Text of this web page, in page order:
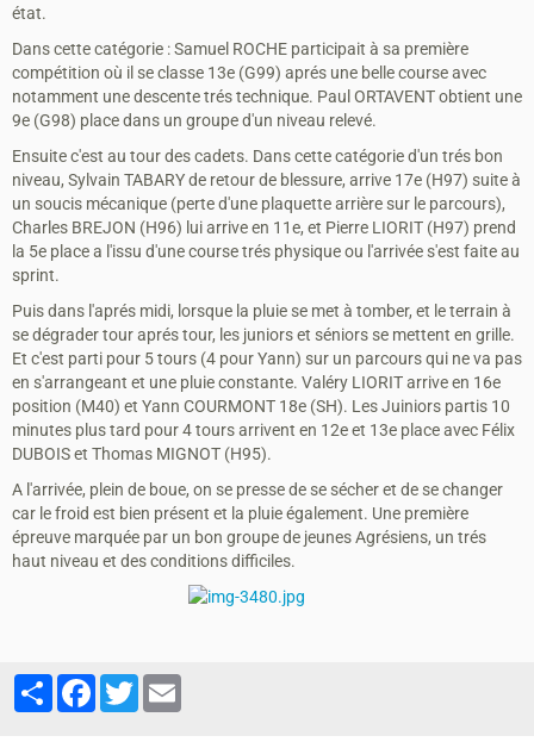
état.
Dans cette catégorie : Samuel ROCHE participait à sa première
compétition où il se classe 13e (G99) aprés une belle course avec
notamment une descente trés technique. Paul ORTAVENT obtient une
9e (G98) place dans un groupe d'un niveau relevé.
Ensuite c'est au tour des cadets. Dans cette catégorie d'un trés bon
niveau, Sylvain TABARY de retour de blessure, arrive 17e (H97) suite à
un soucis mécanique (perte d'une plaquette arrière sur le parcours),
Charles BREJON (H96) lui arrive en 11e, et Pierre LIORIT (H97) prend
la 5e place a l'issu d'une course trés physique ou l'arrivée s'est faite au
sprint.
Puis dans l'aprés midi, lorsque la pluie se met à tomber, et le terrain à
se dégrader tour aprés tour, les juniors et séniors se mettent en grille.
Et c'est parti pour 5 tours (4 pour Yann) sur un parcours qui ne va pas
en s'arrangeant et une pluie constante. Valéry LIORIT arrive en 16e
position (M40) et Yann COURMONT 18e (SH). Les Juiniors partis 10
minutes plus tard pour 4 tours arrivent en 12e et 13e place avec Félix
DUBOIS et Thomas MIGNOT (H95).
A l'arrivée, plein de boue, on se presse de se sécher et de se changer
car le froid est bien présent et la pluie également. Une première
épreuve marquée par un bon groupe de jeunes Agrésiens, un trés
haut niveau et des conditions difficiles.
PartagerFacebook
Twitter